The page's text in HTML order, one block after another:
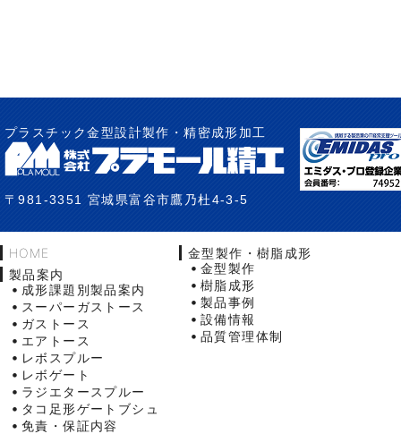
プラスチック金型設計製作・精密成形加工
〒981-3351 宮城県富谷市鷹乃杜4-3-5
HOME
製品案内
成形課題別製品案内
スーパーガストース
ガストース
エアトース
レボスプルー
レボゲート
ラジエタースプルー
タコ足形ゲートブシュ
免責・保証内容
金型製作・樹脂成形
金型製作
樹脂成形
製品事例
設備情報
品質管理体制